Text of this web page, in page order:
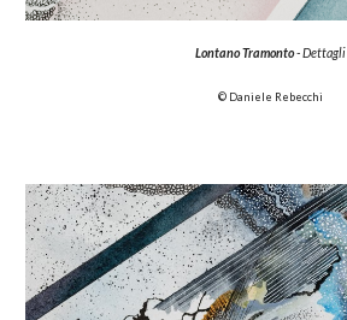
Lontano Tramonto- Dettagli
© Daniele Rebecchi